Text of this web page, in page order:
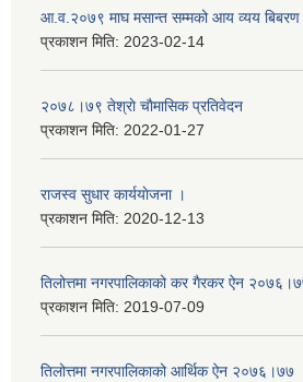
आ.व.२०७९ माघ मसान्त सम्मको आय व्यय
प्रकाशन मिति: 2023-02-14
२०७८।७९ तेश्राे चाैमासिक प्रतिवेदन
प्रकाशन मिति: 2022-01-27
राजस्व सुधार कार्ययाेजना ।
प्रकाशन मिति: 2020-12-13
तिलोत्तमा नगरपालिकाको कर गैरकर ऐन
प्रकाशन मिति: 2019-07-09
तिलोत्तमा नगरपालिकाको आर्थिक ऐन २०७६।७७